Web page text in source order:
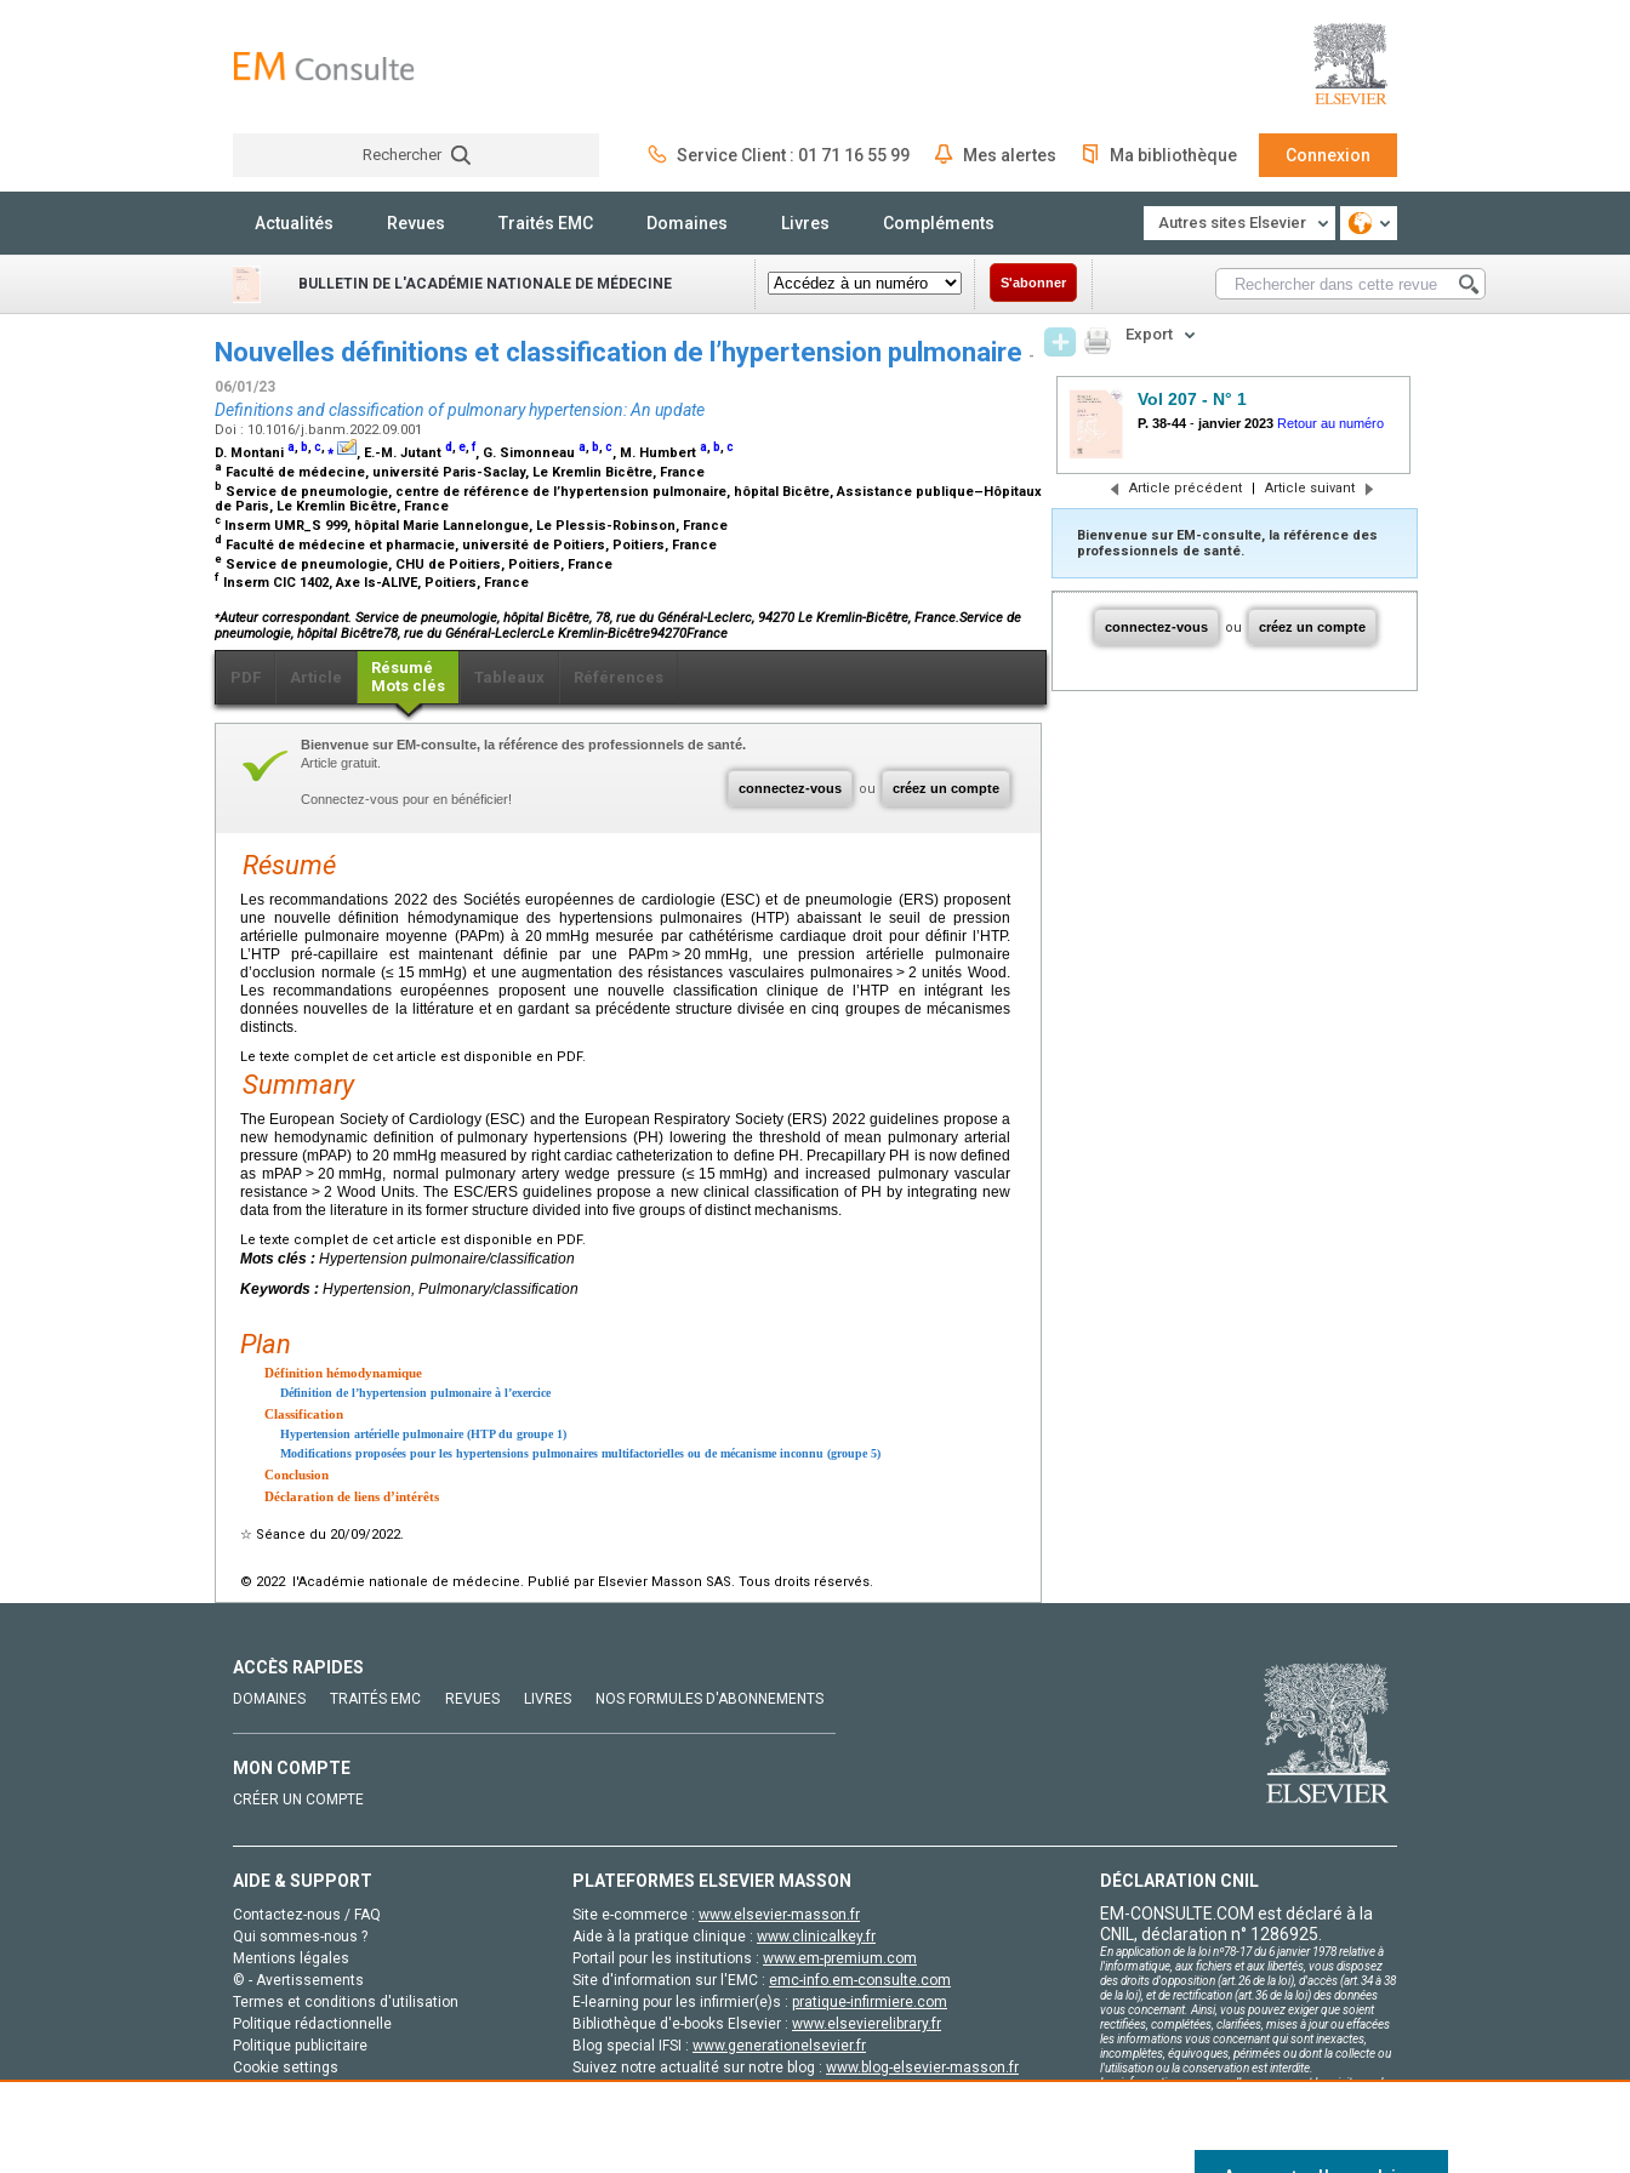
Rechercher Service Client : 01 71 16 55 99 Mes alertes Ma bibliothèque Connexion
Actualités Revues Traités EMC Domaines Livres Compléments Autres sites Elsevier
BULLETIN DE L'ACADÉMIE NATIONALE DE MÉDECINE S'abonner
Nouvelles définitions et classification de l’hypertension pulmonaire -
06/01/23
Definitions and classification of pulmonary hypertension: An update
Doi : 10.1016/j.banm.2022.09.001
D. Montani a, b,c,⁎ , E.-M. Jutant d,e,f, G. Simonneau a, b,c, M. Humbert a, b,c
a Faculté de médecine, université Paris-Saclay, Le Kremlin Bicêtre, France
b Service de pneumologie, centre de référence de l’hypertension pulmonaire, hôpital Bicêtre, Assistance publique–Hôpitaux
de Paris, Le Kremlin Bicêtre, France
c Inserm UMR_S 999, hôpital Marie Lannelongue, Le Plessis-Robinson, France
d Faculté de médecine et pharmacie, université de Poitiers, Poitiers, France
e Service de pneumologie, CHU de Poitiers, Poitiers, France
f Inserm CIC 1402, Axe Is-ALIVE, Poitiers, France
⁎Auteur correspondant. Service de pneumologie, hôpital Bicêtre, 78, rue du Général-Leclerc, 94270 Le Kremlin-Bicêtre, France.Service de
pneumologie, hôpital Bicêtre78, rue du Général-LeclercLe Kremlin-Bicêtre94270France
PDF Article
Résumé
Mots clés
Tableaux Références
connectez-vous ou créez un compte
Bienvenue sur EM-consulte, la référence des professionnels de santé.
Article gratuit.
Connectez-vous pour en bénéficier!
Résumé
Les recommandations 2022 des Sociétés européennes de cardiologie (ESC) et de pneumologie (ERS) proposent
une nouvelle définition hémodynamique des hypertensions pulmonaires (HTP) abaissant le seuil de pression
artérielle pulmonaire moyenne (PAPm) à 20 mmHg mesurée par cathétérisme cardiaque droit pour définir l’HTP.
L’HTP pré-capillaire est maintenant définie par une PAPm > 20 mmHg, une pression artérielle pulmonaire
d’occlusion normale (≤ 15 mmHg) et une augmentation des résistances vasculaires pulmonaires > 2 unités Wood.
Les recommandations européennes proposent une nouvelle classification clinique de l’HTP en intégrant les
données nouvelles de la littérature et en gardant sa précédente structure divisée en cinq groupes de mécanismes
distincts.
Le texte complet de cet article est disponible en PDF.
Summary
The European Society of Cardiology (ESC) and the European Respiratory Society (ERS) 2022 guidelines propose a
new hemodynamic definition of pulmonary hypertensions (PH) lowering the threshold of mean pulmonary arterial
pressure (mPAP) to 20 mmHg measured by right cardiac catheterization to define PH. Precapillary PH is now defined
as mPAP > 20 mmHg, normal pulmonary artery wedge pressure (≤ 15 mmHg) and increased pulmonary vascular
resistance > 2 Wood Units. The ESC/ERS guidelines propose a new clinical classification of PH by integrating new
data from the literature in its former structure divided into five groups of distinct mechanisms.
Le texte complet de cet article est disponible en PDF.
Mots clés : Hypertension pulmonaire/classification
Keywords : Hypertension, Pulmonary/classification
Plan
Définition hémodynamique
Définition de l’hypertension pulmonaire à l’exercice
Classification
Hypertension artérielle pulmonaire (HTP du groupe 1)
Modifications proposées pour les hypertensions pulmonaires multifactorielles ou de mécanisme inconnu (groupe 5)
Conclusion
Déclaration de liens d’intérêts
☆ Séance du 20/09/2022.
© 2022 l'Académie nationale de médecine. Publié par Elsevier Masson SAS. Tous droits réservés.
Export
Vol 207 - N° 1
P. 38-44 - janvier 2023 Retour au numéro
Article précédent | Article suivant
Bienvenue sur EM-consulte, la référence des
professionnels de santé.
connectez-vous ou créez un compte
ACCÈS RAPIDES
DOMAINES TRAITÉS EMC REVUES LIVRES NOS FORMULES D'ABONNEMENTS
MON COMPTE
CRÉER UN COMPTE
AIDE & SUPPORT
Contactez-nous / FAQ
Qui sommes-nous ?
Mentions légales
© - Avertissements
Termes et conditions d'utilisation
Politique rédactionnelle
Politique publicitaire
Cookie settings
PLATEFORMES ELSEVIER MASSON
Site e-commerce : www.elsevier-masson.fr
Aide à la pratique clinique : www.clinicalkey.fr
Portail pour les institutions : www.em-premium.com
Site d'information sur l'EMC : emc-info.em-consulte.com
E-learning pour les infirmier(e)s : pratique-infirmiere.com
Bibliothèque d'e-books Elsevier : www.elsevierelibrary.fr
Blog special IFSI : www.generationelsevier.fr
Suivez notre actualité sur notre blog : www.blog-elsevier-masson.fr
DÉCLARATION CNIL
EM-CONSULTE.COM est déclaré à la
CNIL, déclaration n° 1286925.
En application de la loi nº78-17 du 6 janvier 1978 relative à
l'informatique, aux fichiers et aux libertés, vous disposez
des droits d'opposition (art.26 de la loi), d'accès (art.34 à 38
de la loi), et de rectification (art.36 de la loi) des données
vous concernant. Ainsi, vous pouvez exiger que soient
rectifiées, complétées, clarifiées, mises à jour ou effacées
les informations vous concernant qui sont inexactes,
incomplètes, équivoques, périmées ou dont la collecte ou
l'utilisation ou la conservation est interdite.
Les informations personnelles concernant les visiteurs de